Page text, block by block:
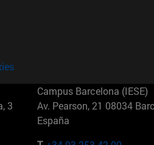
3
Campus Barcelona (IESE)
Av. Pearson, 21 08034
España